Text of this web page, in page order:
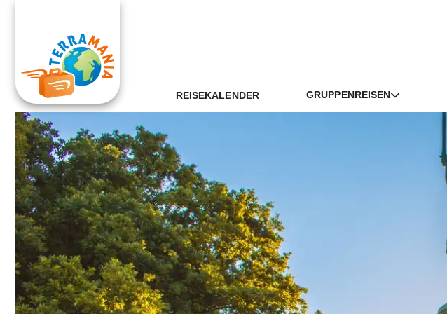
REISEKALENDER GRUPPENREISEN